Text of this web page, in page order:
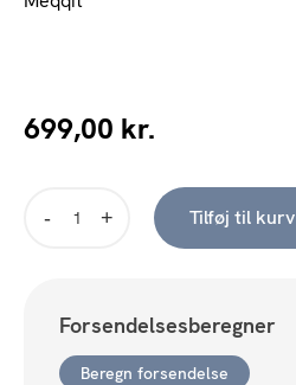
699,00 kr.
Tilføj til kurv
Forsendelsesberegner
Beregn forsendelse